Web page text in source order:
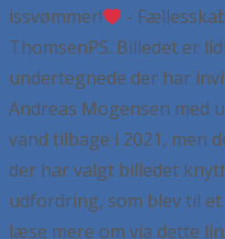
issvømmer!
-
ThomsenPS. Billedet er
undertegnede der har
Andreas Mogensen med
vand tilbage i 2021, men
der har valgt billedet
udfordring, som blev til et
læse mere om via dette